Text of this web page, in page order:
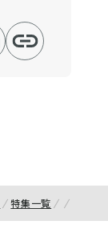
特集一覧